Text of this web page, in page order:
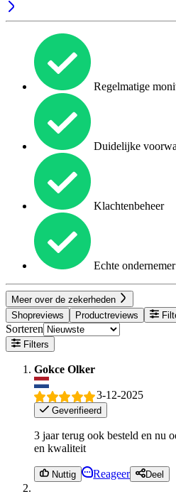
Regelmatige
Duidelijke
Klachtenbeheer
Echte ondernemer
Meer over de zekerheden
Shopreviews
Productreviews
Sorteren
Filters
Gokce Olker
3-12-2025
Geverifieerd
3 jaar terug ook besteld en nu
en kwaliteit
Nuttig Reageer Deel